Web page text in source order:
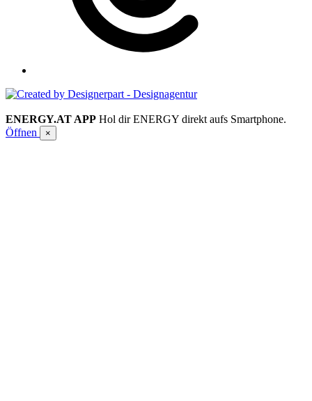
ENERGY.AT APP Hol dir ENERGY direkt aufs Smartphone.
Öffnen
×